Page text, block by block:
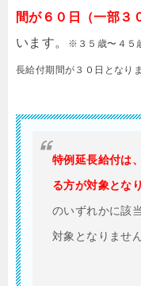
間が６０日（一部３
います。
※３５歳〜４５
長給付期間が３０日となりま
特例延長給付は
る方が対象とな
のいずれかに該
対象となりません